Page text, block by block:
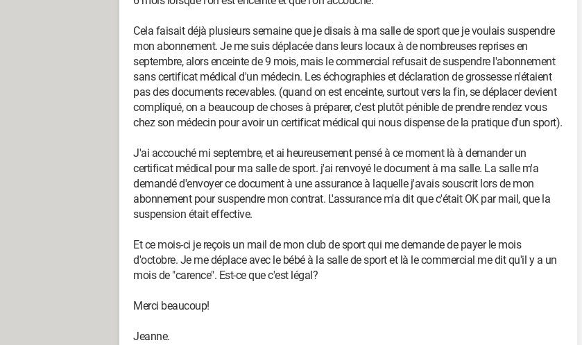
Cela faisait déjà plusieurs semaine que je disais à ma salle de sport que je voulais suspendre
mon abonnement. Je me suis déplacée dans leurs locaux à de nombreuses reprises en
septembre, alors enceinte de 9 mois, mais le commercial refusait de suspendre l'abonnement
sans certificat médical d'un médecin. Les échographies et déclaration de grossesse n'étaient
pas des documents recevables. (quand on est enceinte, surtout vers la fin, se déplacer devient
compliqué, on a beaucoup de choses à préparer, c'est plutôt pénible de prendre rendez vous
chez son médecin pour avoir un certificat médical qui nous dispense de la pratique d'un sport).
J'ai accouché mi septembre, et ai heureusement pensé à ce moment là à demander un
certificat médical pour ma salle de sport. j'ai renvoyé le document à ma salle. La salle m'a
demandé d'envoyer ce document à une assurance à laquelle j'avais souscrit lors de mon
abonnement pour suspendre mon contrat. L'assurance m'a dit que c'était OK par mail, que la
suspension était effective.
Et ce mois-ci je reçois un mail de mon club de sport qui me demande de payer le mois
d'octobre. Je me déplace avec le bébé à la salle de sport et là le commercial me dit qu'il y a un
mois de "carence". Est-ce que c'est légal?
Merci beaucoup!
Jeanne.